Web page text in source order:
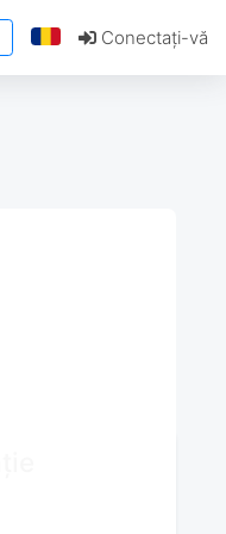
Conectați-vă